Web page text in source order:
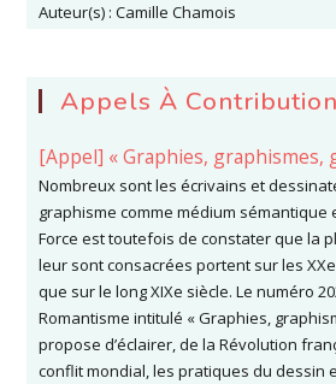
Auteur(s) :Camille Chamois
Appels À
[Appel] « Graphies, graphismes,
Nombreux sont les écrivains et
graphisme comme médium sémantique
Force est toutefois de constater que la
leur sont consacrées portent sur les
que sur le long XIXe siècle. Le numéro
Romantisme intitulé « Graphies,
propose d’éclairer, de la Révolution
conflit mondial, les pratiques du dessin